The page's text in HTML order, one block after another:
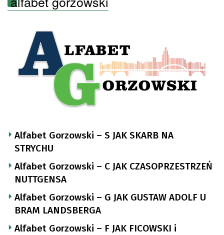
Alfabet Gorzowski – S JAK SKARB NA
STRYCHU
Alfabet Gorzowski – C JAK CZASOPRZESTRZEŃ
NUTTGENSA
Alfabet Gorzowski – G JAK GUSTAW ADOLF U
BRAM LANDSBERGA
Alfabet Gorzowski – F JAK FICOWSKI i